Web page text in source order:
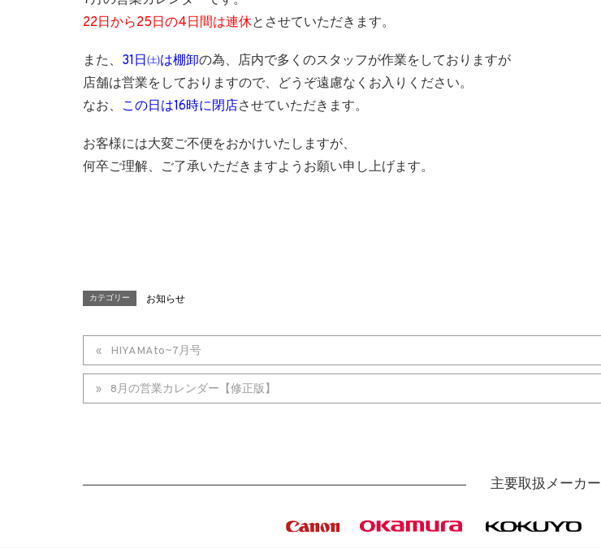
22日から25日の4日間は連休とさせていただきます。
また、 31日㈯は棚卸の為、店内で多くのスタッフが作業をしておりますが
店舗は営業をしておりますので、どうぞ遠慮なくお入りください。
なお、 この日は16時に閉店させていただきます。
お客様には大変ご不便をおかけいたしますが、
何卒ご理解、ご了承いただきますようお願い申し上げます。
カテゴリー お知らせ
HIYAMAto~7月号
8月の営業カレンダー【修正版】
主要取扱メーカー